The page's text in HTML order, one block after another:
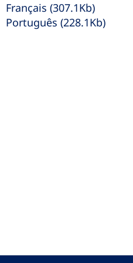
Français (307.1Kb)
Português (228.1Kb)